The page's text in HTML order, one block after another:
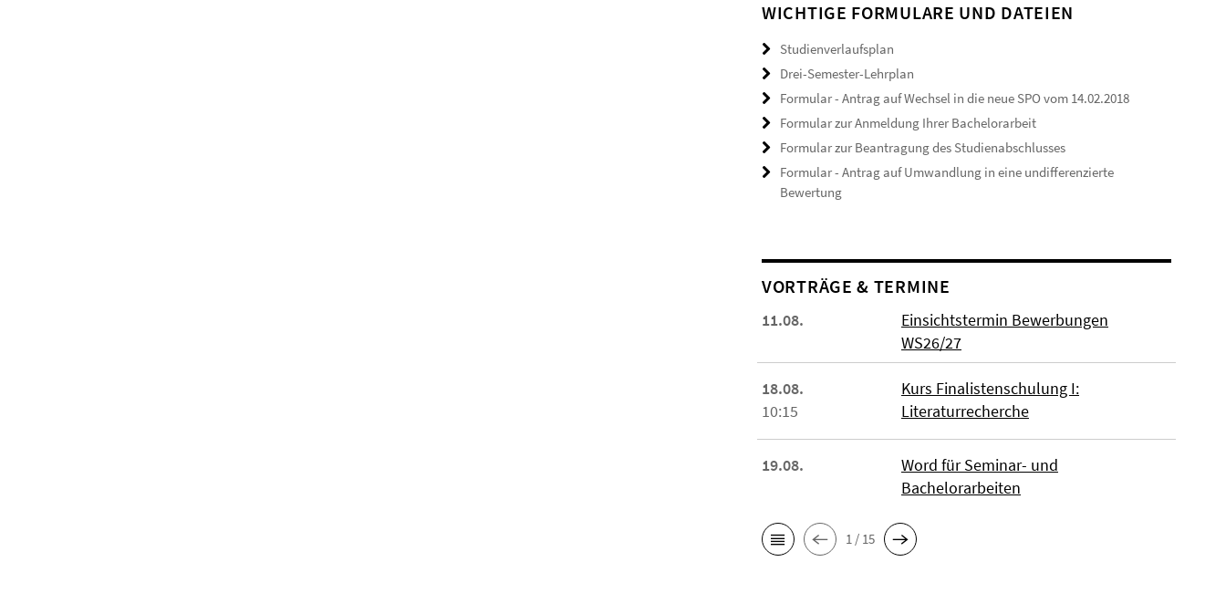
WICHTIGE FORMULARE UND DATEIEN
Studienverlaufsplan
Drei-Semester-Lehrplan
Formular - Antrag auf Wechsel in die neue SPO vom 14.02.2018
Formular zur Anmeldung Ihrer Bachelorarbeit
Formular zur Beantragung des Studienabschlusses
Formular - Antrag auf Umwandlung in eine undifferenzierte
Bewertung
VORTRÄGE & TERMINE
11.08.
Einsichtstermin Bewerbungen
WS26/27
18.08.
10:15
Kurs Finalistenschulung I:
Literaturrecherche
19.08.
Word für Seminar- und
Bachelorarbeiten
1 / 15